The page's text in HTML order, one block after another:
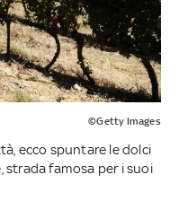
©Getty Images
ecco spuntare le dolci
strada famosa per i suoi